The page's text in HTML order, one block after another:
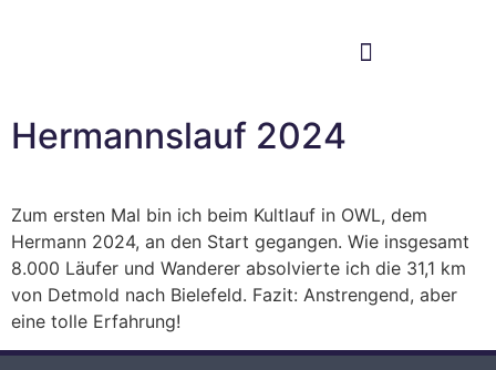
Hermannslauf 2024
Zum ersten Mal bin ich beim Kultlauf in OWL, dem
Hermann 2024, an den Start gegangen. Wie insgesamt
8.000 Läufer und Wanderer absolvierte ich die 31,1 km
von Detmold nach Bielefeld. Fazit: Anstrengend, aber
eine tolle Erfahrung!